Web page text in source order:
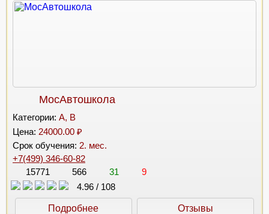
МосАвтошкола
Категории: A, B
Цена: 24000.00 ₽
Срок обучения: 2. мес.
+7(499) 346-60-82
15771
566 31
9
4.96 / 108
Подробнее Отзывы